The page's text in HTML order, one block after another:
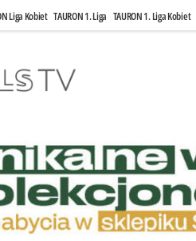
Liga Kobiet TAURON 1. Liga TAURON 1. Liga Kobiet